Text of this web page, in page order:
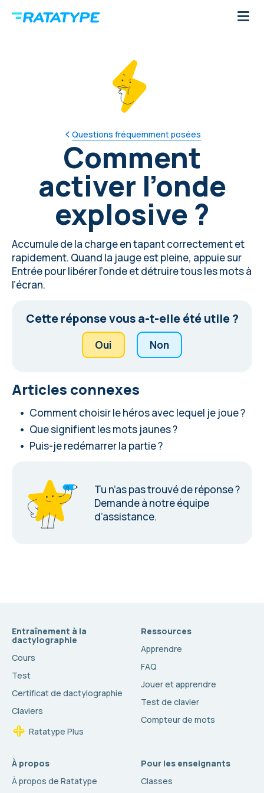
Questions fréquemment posées
Comment
activer l’onde
explosive ?
Accumule de la charge en tapant correctement et
rapidement. Quand la jauge est pleine, appuie sur
Entrée pour libérer l’onde et détruire tous les mots à
l’écran.
Cette réponse vous a-t-elle été utile ?
Oui Non
Articles connexes
Comment choisir le héros avec lequel je joue ?
Que signifient les mots jaunes ?
Puis-je redémarrer la partie ?
Tu n’as pas trouvé de réponse ?
Demande à notre équipe
d’assistance.
Entraînement à la
dactylographie
Cours
Test
Certificat de dactylographie
Claviers
Ratatype Plus
Ressources
Apprendre
FAQ
Jouer et apprendre
Test de clavier
Compteur de mots
À propos
À propos de Ratatype
Pour les enseignants
Classes